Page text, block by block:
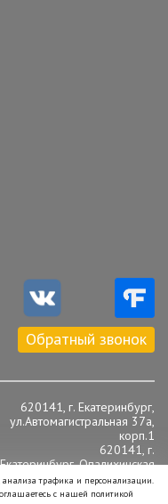
Обратный звонок
620141, г. Екатеринбург,
ул.Автомагистральная 37а,
корп.1
620141, г.
Екатеринбург, Опалихинская
16
Телефон: +7 (343) 219-90-
трафика и персонализации.
с нашей политикой